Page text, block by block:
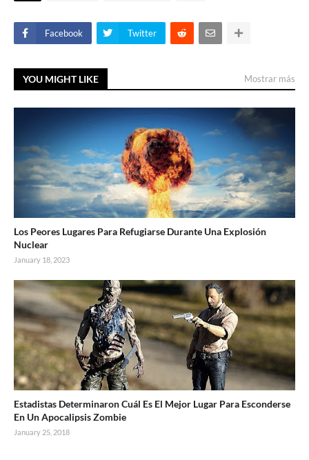
Facebook Twitter
YOU MIGHT LIKE Mostrar más
Los Peores Lugares Para Refugiarse Durante Una Explosión
Nuclear
January 18, 2023
Estadistas Determinaron Cuál Es El Mejor Lugar Para Esconderse
En Un Apocalipsis Zombie
January 25, 2018